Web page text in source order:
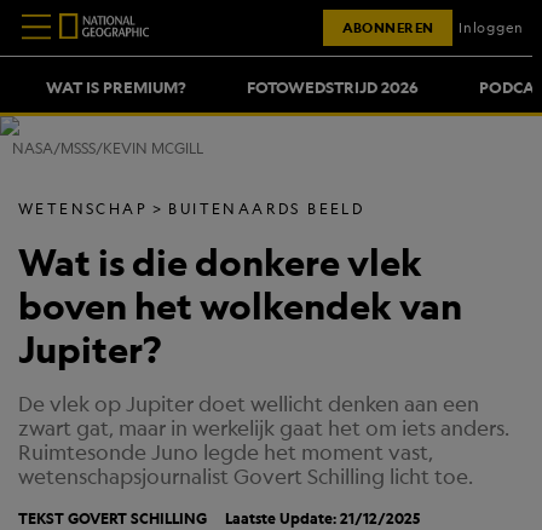
WAT IS PREMIUM? FOTOWEDSTRIJD 2026
ABONNEREN Inloggen
NASA/MSSS/KEVIN MCGILL
WETENSCHAP BUITENAARDS BEELD
Wat is die donkere vlek
boven het wolkendek van
Jupiter?
De vlek op Jupiter doet wellicht denken aan een
zwart gat, maar in werkelijk gaat het om iets anders.
Ruimtesonde Juno legde het moment vast,
wetenschapsjournalist Govert Schilling licht toe.
TEKST GOVERT SCHILLING Laatste Update: 21/12/2025